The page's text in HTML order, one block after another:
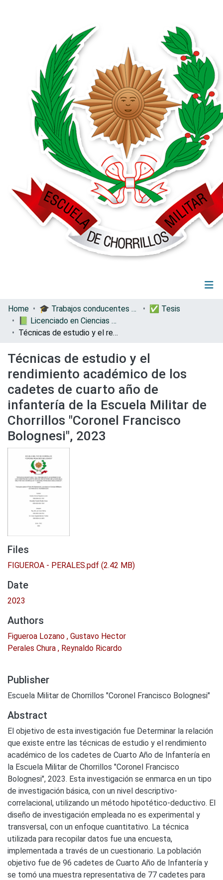
(current)
Communities & Collections
All of DSpace
Statistics
Home 🎓 Trabajos conducentes a grados y títulos
✅ Tesis
📗 Licenciado en Ciencias Militares con Mención en Administración
Técnicas de estudio y el rendimiento académico de los cadetes de cuarto año de infantería de la Escuela Militar de Chorrillos "Coronel Francisco Bolognesi", 2023
Técnicas de estudio y el
rendimiento académico de los
cadetes de cuarto año de
infantería de la Escuela Militar de
Chorrillos "Coronel Francisco
Bolognesi", 2023
Files
FIGUEROA - PERALES.pdf (2.42 MB)
Date
2023
Authors
Figueroa Lozano , Gustavo Hector
Perales Chura , Reynaldo Ricardo
Publisher
Escuela Militar de Chorrillos "Coronel Francisco Bolognesi"
Abstract
El objetivo de esta investigación fue Determinar la relación
que existe entre las técnicas de estudio y el rendimiento
académico de los cadetes de Cuarto Año de Infantería en
la Escuela Militar de Chorrillos "Coronel Francisco
Bolognesi", 2023. Esta investigación se enmarca en un tipo
de investigación básica, con un nivel descriptivo-
correlacional, utilizando un método hipotético-deductivo. El
diseño de investigación empleada no es experimental y
transversal, con un enfoque cuantitativo. La técnica
utilizada para recopilar datos fue una encuesta,
implementada a través de un cuestionario. La población
objetivo fue de 96 cadetes de Cuarto Año de Infantería y
se tomó una muestra representativa de 77 cadetes para